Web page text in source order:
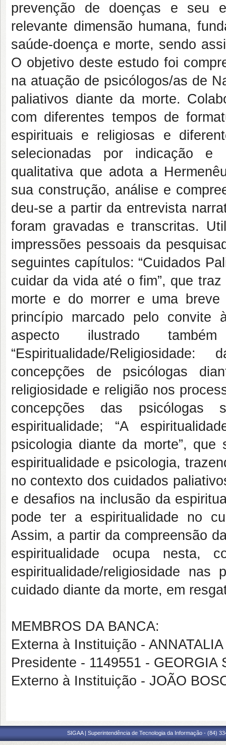
prevenção de doenças e seu
relevante dimensão humana,
saúde-doença e morte, sendo
O objetivo deste estudo foi
na atuação de psicólogos/as de
paliativos diante da morte.
com diferentes tempos de
espirituais e religiosas e
selecionadas por indicação e
qualitativa que adota a
sua construção, análise e
deu-se a partir da entrevista
foram gravadas e transcritas.
impressões pessoais da
seguintes capítulos: “Cuidados
cuidar da vida até o fim”, que
morte e do morrer e uma breve
princípio marcado pelo convite
aspecto ilustrado
“Espiritualidade/
concepções de psicólogas
religiosidade e religião nos
concepções das
espiritualidade; “A
psicologia diante da morte”,
espiritualidade e psicologia,
no contexto dos cuidados
e desafios na inclusão da
pode ter a espiritualidade no
Assim, a partir da compreensão
espiritualidade ocupa nesta,
espiritualidade/religiosidade
cuidado diante da morte, em
MEMBROS DA BANCA:
Externa à Instituição -
Presidente - 1149551 - GEORGIA
Externo à Instituição - JOÃO
SIGAA | Superintendência de Tecnologia da Informação - (84)